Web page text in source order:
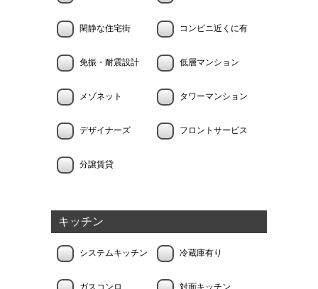
閑静な住宅街 コンビニ近くに有
免振・耐震設計 低層マンション
メゾネット タワーマンション
デザイナーズ フロントサービス
分譲賃貸
キッチン
システムキッチン 冷蔵庫有り
ガスコンロ 対面キッチン